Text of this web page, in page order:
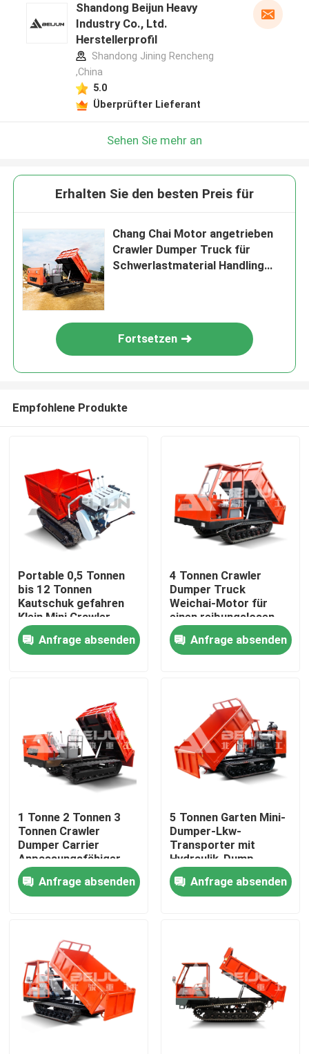
Nach Hause
Kontakte
Produkte
Videos
Untertagekipplaster
Untertagesattelschlepper
Crawler-Dumper-Lkw
Shandong Beijun Heavy
Industry Co., Ltd.
Herstellerprofil
Shandong Jining Rencheng
,China
5.0
Überprüfter Lieferant
Sehen Sie mehr an
Erhalten Sie den besten Preis für
Chang Chai Motor angetrieben
Crawler Dumper Truck für
Schwerlastmaterial Handling
Fortsetzen
Empfohlene Produkte
Portable 0,5 Tonnen
bis 12 Tonnen
Kautschuk gefahren
Klein Mini Crawler
Träger Lkw Diesel
angetrieben
Anfrage absenden
4 Tonnen Crawler
Dumper Truck
Weichai-Motor für
einen reibungslosen
Transport von
MaterialAnfrage absenden
1 Tonne 2 Tonnen 3
Tonnen Crawler
Dumper Carrier
Anpassungsfähiger
tragbarer Diesel zum
VerkaufAnfrage absenden
5 Tonnen Garten Mini-
Dumper-Lkw-
Transporter mit
Hydraulik-Dump
Anfrage absenden